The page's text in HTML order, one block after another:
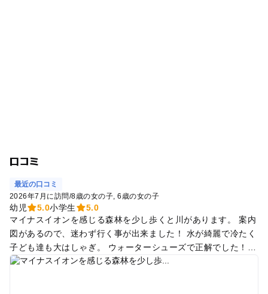
口コミ
最近の口コミ
2026年7月に訪問/8歳の女の子 6歳の女の子
幼児 5.0小学生
5.0
マイナスイオンを感じる森林を少し歩くと川があります。 案内
図があるので、迷わず行く事が出来ました！ 水が綺麗で冷たく
子ども達も大はしゃぎ。 ウォーターシューズで正解でした！
平日訪問の為私達だけしかおらず特別な時間を過ごす事が出来